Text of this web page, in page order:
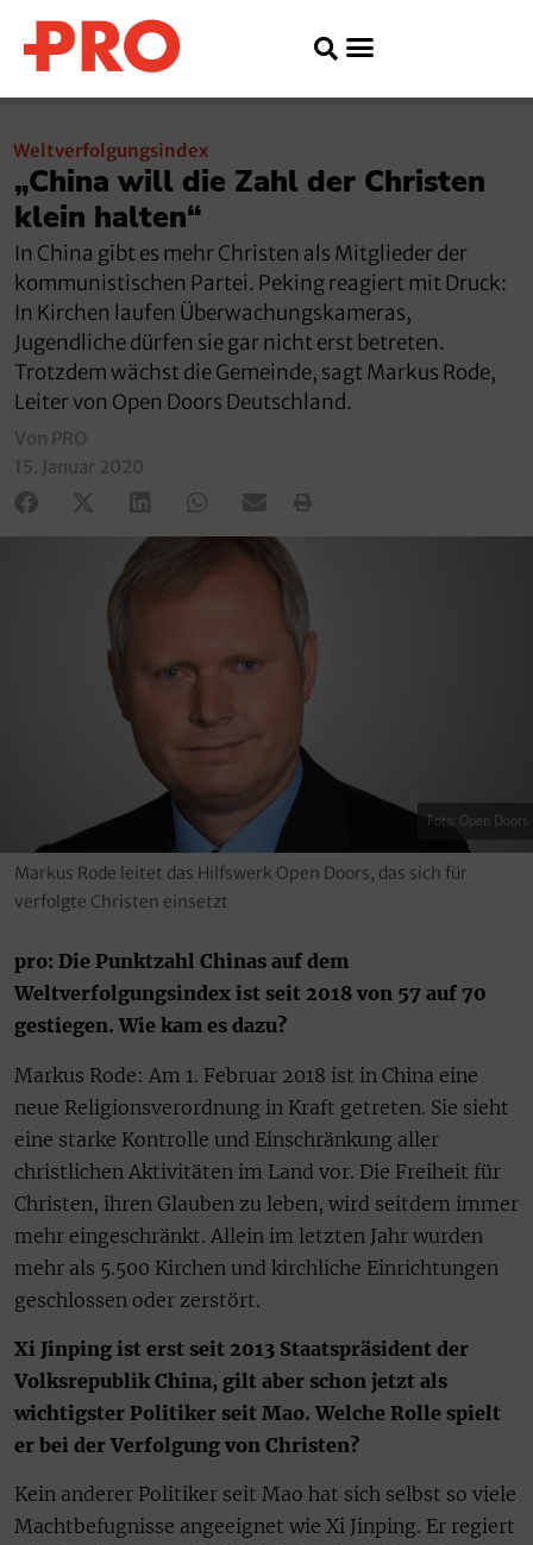
Weltverfolgungsindex
„China will die Zahl der Christen
klein halten“
In China gibt es mehr Christen als Mitglieder der
kommunistischen Partei. Peking reagiert mit Druck:
In Kirchen laufen Überwachungskameras,
Jugendliche dürfen sie gar nicht erst betreten.
Trotzdem wächst die Gemeinde, sagt Markus Rode,
Leiter von Open Doors Deutschland.
Von PRO
15. Januar 2020
Foto: Open Doors
Markus Rode leitet das Hilfswerk Open Doors, das sich für
verfolgte Christen einsetzt
pro: Die Punktzahl Chinas auf dem
Weltverfolgungsindex ist seit 2018 von 57 auf 70
gestiegen. Wie kam es dazu?
Markus Rode: Am 1. Februar 2018 ist in China eine
neue Religionsverordnung in Kraft getreten. Sie sieht
eine starke Kontrolle und Einschränkung aller
christlichen Aktivitäten im Land vor. Die Freiheit für
Christen, ihren Glauben zu leben, wird seitdem immer
mehr eingeschränkt. Allein im letzten Jahr wurden
mehr als 5.500 Kirchen und kirchliche Einrichtungen
geschlossen oder zerstört.
Xi Jinping ist erst seit 2013 Staatspräsident der
Volksrepublik China, gilt aber schon jetzt als
wichtigster Politiker seit Mao. Welche Rolle spielt
er bei der Verfolgung von Christen?
Kein anderer Politiker seit Mao hat sich selbst so viele
Machtbefugnisse angeeignet wie Xi Jinping. Er regiert